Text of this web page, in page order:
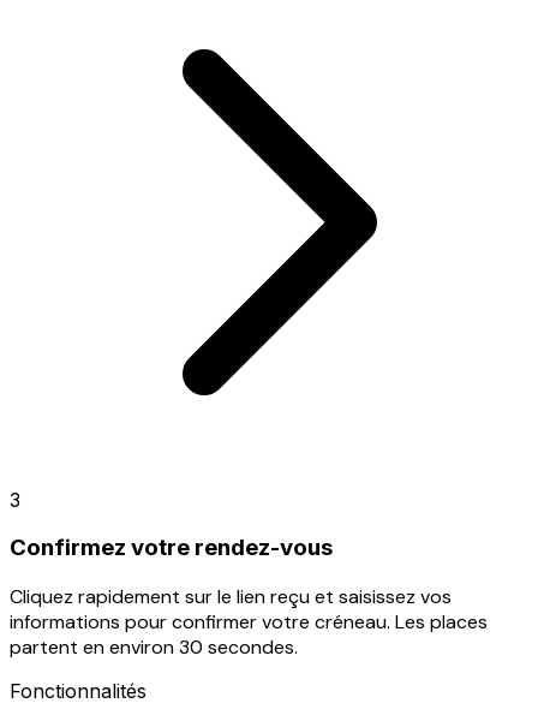
3
Confirmez votre rendez-vous
Cliquez rapidement sur le lien reçu et saisissez vos
informations pour confirmer votre créneau. Les places
partent en environ 30 secondes.
Fonctionnalités